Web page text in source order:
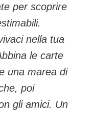
per scoprire
nella tua
le carte
una marea di
poi
gli amici. Un